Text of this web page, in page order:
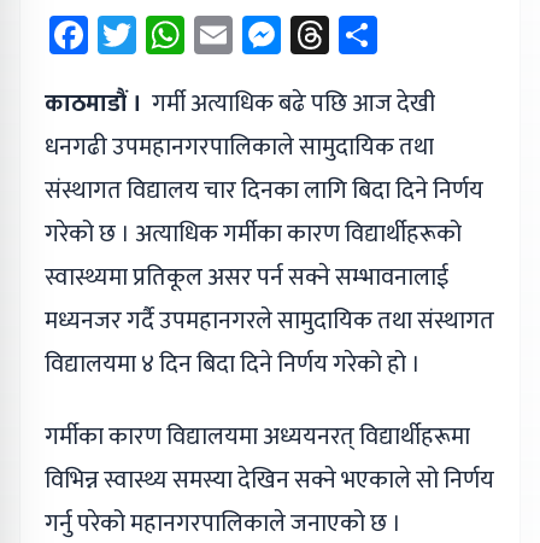
Facebook
Twitter
WhatsApp
EmailMessenger
Threads
काठमाडौं । गर्मी अत्याधिक बढे पछि आज देखी
धनगढी उपमहानगरपालिकाले सामुदायिक तथा
संस्थागत विद्यालय चार दिनका लागि बिदा दिने निर्णय
गरेको छ । अत्याधिक गर्मीका कारण विद्यार्थीहरूको
स्वास्थ्यमा प्रतिकूल असर पर्न सक्ने सम्भावनालाई
मध्यनजर गर्दै उपमहानगरले सामुदायिक तथा संस्थागत
विद्यालयमा ४ दिन बिदा दिने निर्णय गरेको हो ।
गर्मीका कारण विद्यालयमा अध्ययनरत् विद्यार्थीहरूमा
विभिन्न स्वास्थ्य समस्या देखिन सक्ने भएकाले सो निर्णय
गर्नु परेको महानगरपालिकाले जनाएको छ ।